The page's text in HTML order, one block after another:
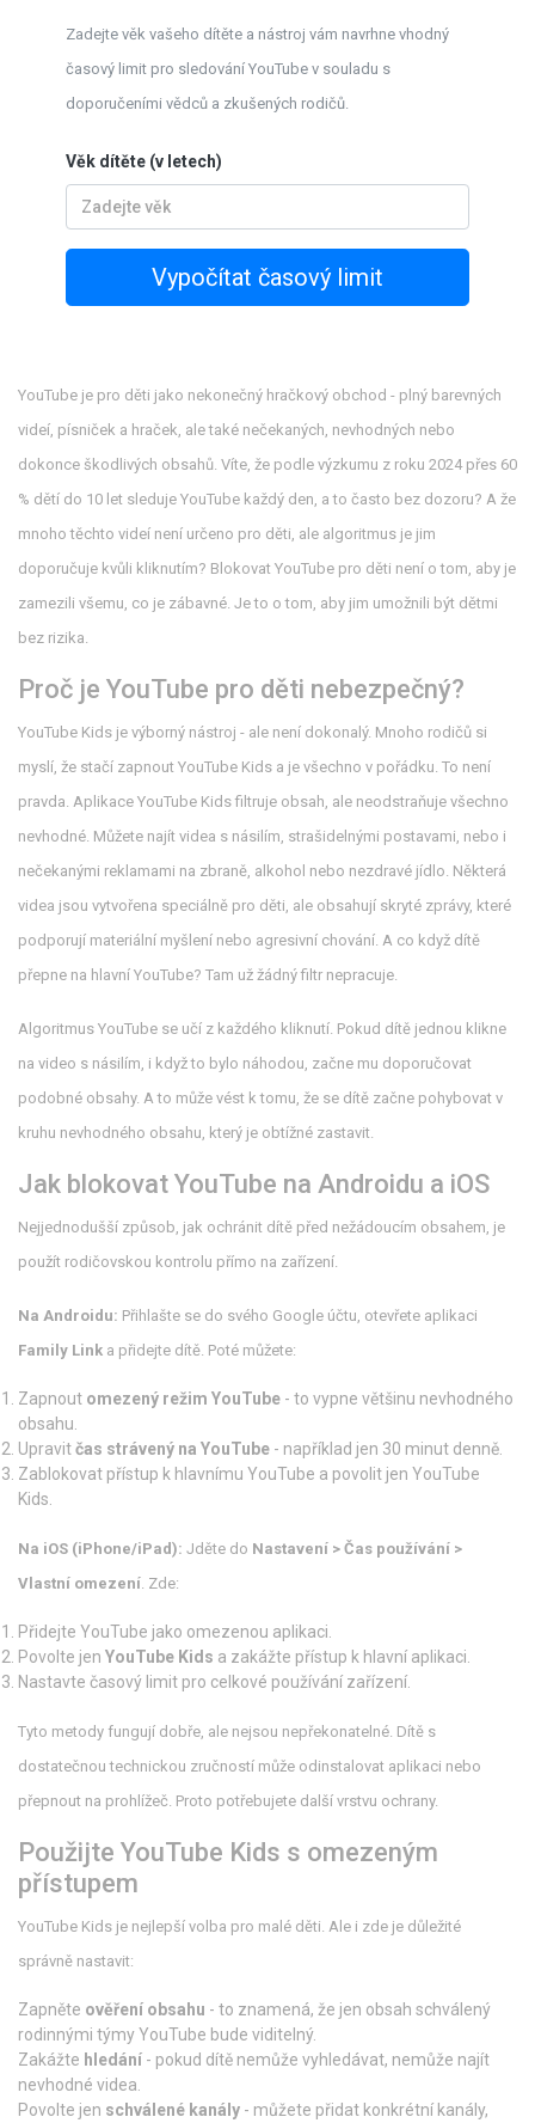
Zadejte věk vašeho dítěte a nástroj vám navrhne vhodný
časový limit pro sledování YouTube v souladu s
doporučeními vědců a zkušených rodičů.
Věk dítěte (v letech)
Vypočítat časový limit
YouTube je pro děti jako nekonečný hračkový obchod - plný barevných
videí, písniček a hraček, ale také nečekaných, nevhodných nebo
dokonce škodlivých obsahů. Víte, že podle výzkumu z roku 2024 přes 60
% dětí do 10 let sleduje YouTube každý den, a to často bez dozoru? A že
mnoho těchto videí není určeno pro děti, ale algoritmus je jim
doporučuje kvůli kliknutím? Blokovat YouTube pro děti není o tom, aby je
zamezili všemu, co je zábavné. Je to o tom, aby jim umožnili být dětmi
bez rizika.
Proč je YouTube pro děti nebezpečný?
YouTube Kids je výborný nástroj - ale není dokonalý. Mnoho rodičů si
myslí, že stačí zapnout YouTube Kids a je všechno v pořádku. To není
pravda. Aplikace YouTube Kids filtruje obsah, ale neodstraňuje všechno
nevhodné. Můžete najít videa s násilím, strašidelnými postavami, nebo i
nečekanými reklamami na zbraně, alkohol nebo nezdravé jídlo. Některá
videa jsou vytvořena speciálně pro děti, ale obsahují skryté zprávy, které
podporují materiální myšlení nebo agresivní chování. A co když dítě
přepne na hlavní YouTube? Tam už žádný filtr nepracuje.
Algoritmus YouTube se učí z každého kliknutí. Pokud dítě jednou klikne
na video s násilím, i když to bylo náhodou, začne mu doporučovat
podobné obsahy. A to může vést k tomu, že se dítě začne pohybovat v
kruhu nevhodného obsahu, který je obtížné zastavit.
Jak blokovat YouTube na Androidu a iOS
Nejjednodušší způsob, jak ochránit dítě před nežádoucím obsahem, je
použít rodičovskou kontrolu přímo na zařízení.
Na Androidu: Přihlašte se do svého Google účtu, otevřete aplikaci
Family Link a přidejte dítě. Poté můžete:
Zapnout omezený režim YouTube - to vypne většinu nevhodného
obsahu.
Upravitčas strávený na YouTube - například jen 30 minut denně.
Zablokovat přístup k hlavnímu YouTube a povolit jen YouTube
Kids.
Na iOS (iPhone/iPad): Jděte do Nastavení > Čas používání >
Vlastní omezení. Zde:
Přidejte YouTube jako omezenou aplikaci.
Povolte jen YouTube Kids a zakážte přístup k hlavní aplikaci.
Nastavte časový limit pro celkové používání zařízení.
Tyto metody fungují dobře, ale nejsou nepřekonatelné. Dítě s
dostatečnou technickou zručností může odinstalovat aplikaci nebo
přepnout na prohlížeč. Proto potřebujete další vrstvu ochrany.
Použijte YouTube Kids s omezeným
přístupem
YouTube Kids je nejlepší volba pro malé děti. Ale i zde je důležité
správně nastavit:
Zapněte ověření obsahu - to znamená, že jen obsah schválený
rodinnými týmy YouTube bude viditelný.
Zakážte hledání - pokud dítě nemůže vyhledávat, nemůže najít
nevhodné videa.
Povolte jen schválené kanály - můžete přidat konkrétní kanály,